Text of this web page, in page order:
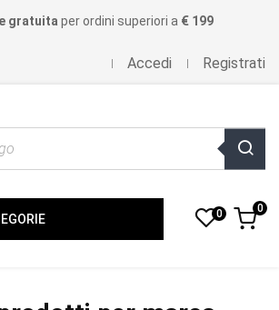
gratuita per ordini superiori a € 199
Accedi Registrati
0 0